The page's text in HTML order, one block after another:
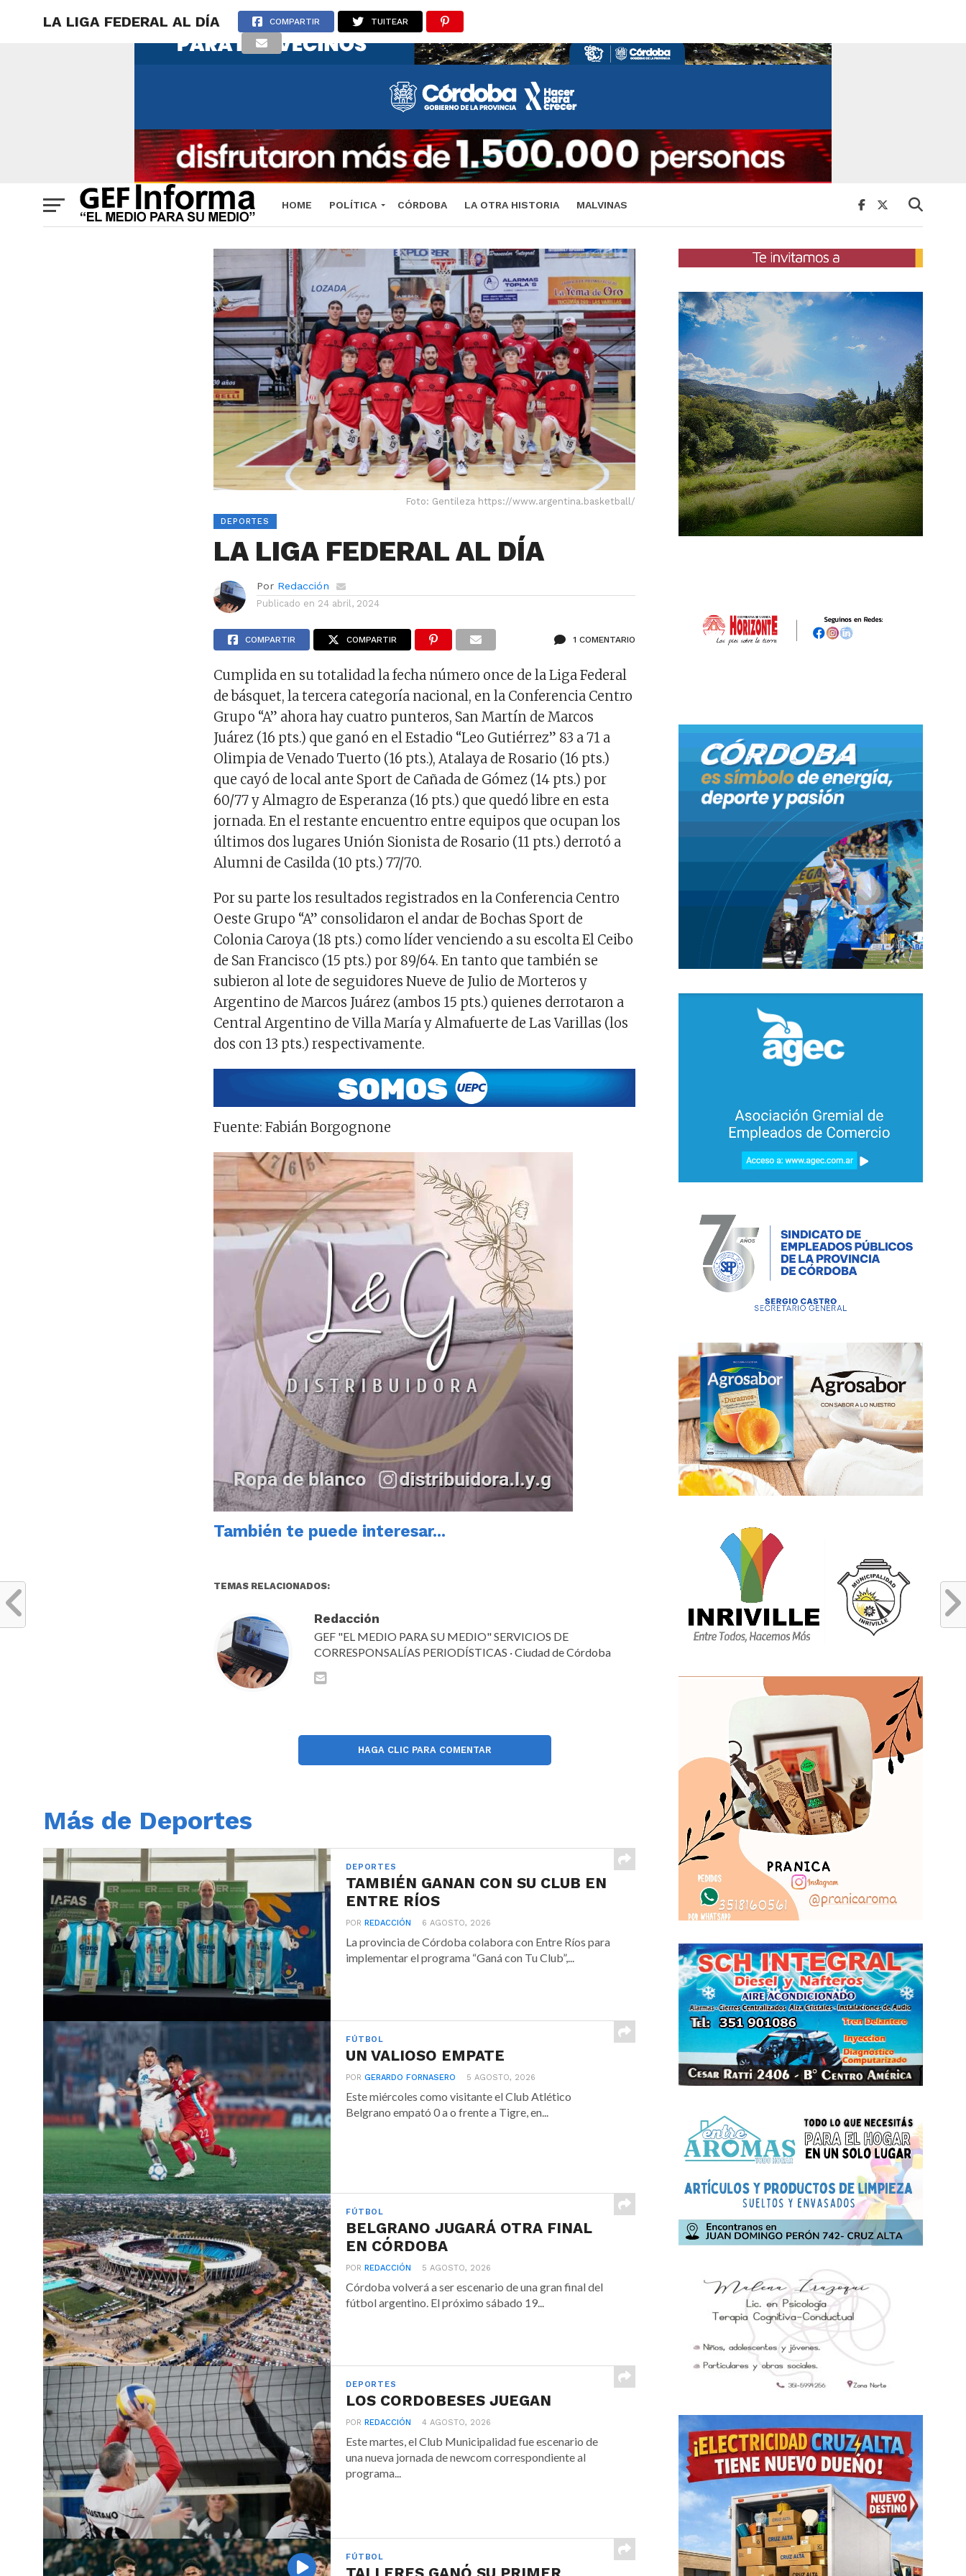
HOME POLÍTICA CÓRDOBA LA OTRA HISTORIA MALVINAS
LA LIGA FEDERAL AL DÍA COMPARTIR TUITEAR
Foto: Gentileza https://www.argentina.basketball/
DEPORTES
LA LIGA FEDERAL AL DÍA
Por Redacción
Publicado en 24 abril, 2024
COMPARTIR COMPARTIR 1 COMENTARIO
Cumplida en su totalidad la fecha número once de la Liga Federal
de básquet, la tercera categoría nacional, en la Conferencia Centro
Grupo “A” ahora hay cuatro punteros, San Martín de Marcos
Juárez (16 pts.) que ganó en el Estadio “Leo Gutiérrez” 83 a 71 a
Olimpia de Venado Tuerto (16 pts.), Atalaya de Rosario (16 pts.)
que cayó de local ante Sport de Cañada de Gómez (14 pts.) por
60/77 y Almagro de Esperanza (16 pts.) que quedó libre en esta
jornada. En el restante encuentro entre equipos que ocupan los
últimos dos lugares Unión Sionista de Rosario (11 pts.) derrotó a
Alumni de Casilda (10 pts.) 77/70.
Por su parte los resultados registrados en la Conferencia Centro
Oeste Grupo “A” consolidaron el andar de Bochas Sport de
Colonia Caroya (18 pts.) como líder venciendo a su escolta El Ceibo
de San Francisco (15 pts.) por 89/64. En tanto que también se
subieron al lote de seguidores Nueve de Julio de Morteros y
Argentino de Marcos Juárez (ambos 15 pts.) quienes derrotaron a
Central Argentino de Villa María y Almafuerte de Las Varillas (los
dos con 13 pts.) respectivamente.
Fuente: Fabián Borgognone
También te puede interesar...
TEMAS RELACIONADOS:
Redacción
GEF "EL MEDIO PARA SU MEDIO" SERVICIOS DE
CORRESPONSALÍAS PERIODÍSTICAS · Ciudad de Córdoba
HAGA CLIC PARA COMENTAR
Más de Deportes
DEPORTES
TAMBIÉN GANAN CON SU CLUB EN
ENTRE RÍOS
PORREDACCIÓN 6 AGOSTO, 2026
La provincia de Córdoba colabora con Entre Ríos para
implementar el programa “Ganá con Tu Club”,...
FÚTBOL
UN VALIOSO EMPATE
PORGERARDO FORNASERO 5 AGOSTO, 2026
Este miércoles como visitante el Club Atlético
Belgrano empató 0 a o frente a Tigre, en...
FÚTBOL
BELGRANO JUGARÁ OTRA FINAL
EN CÓRDOBA
PORREDACCIÓN 5 AGOSTO, 2026
Córdoba volverá a ser escenario de una gran final del
fútbol argentino. El próximo sábado 19...
DEPORTES
LOS CORDOBESES JUEGAN
PORREDACCIÓN 4 AGOSTO, 2026
Este martes, el Club Municipalidad fue escenario de
una nueva jornada de newcom correspondiente al
programa...
FÚTBOL